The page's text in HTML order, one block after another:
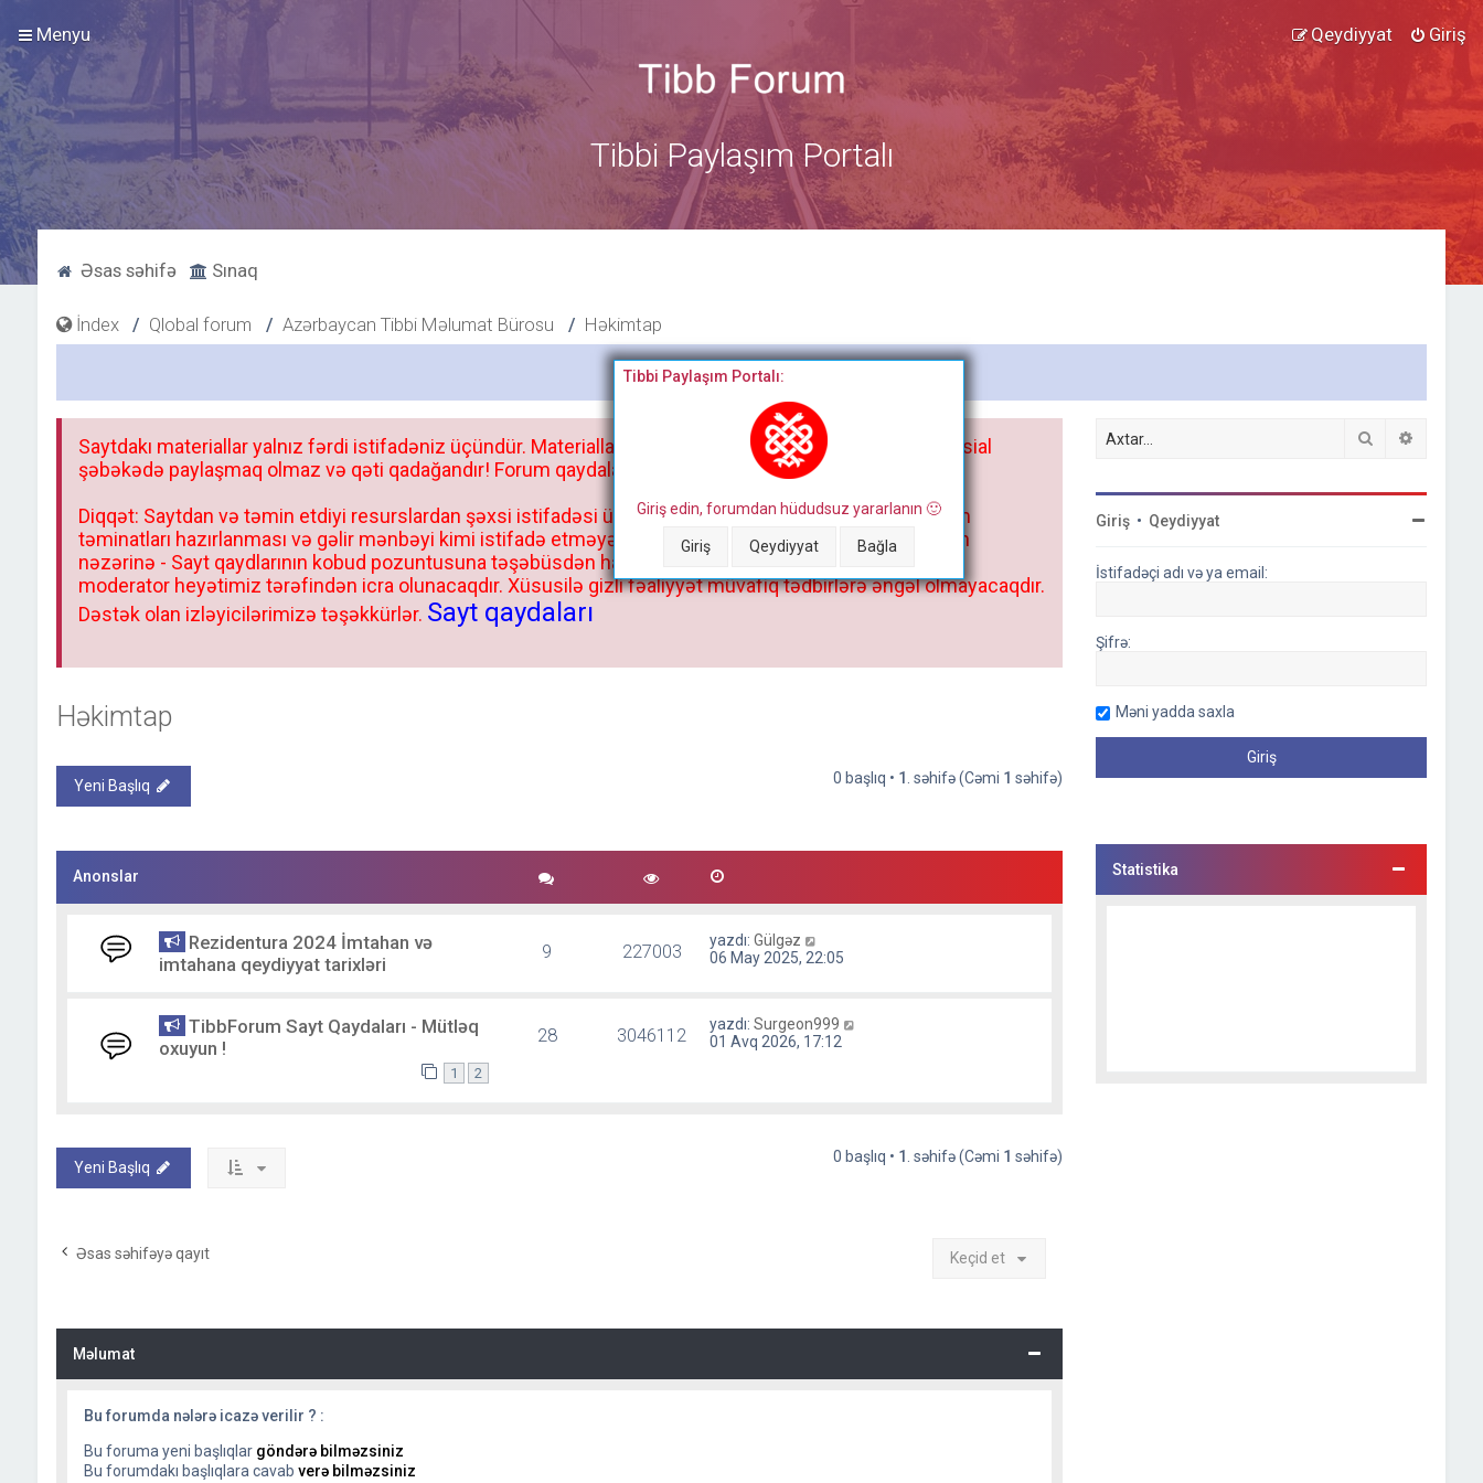
Menyu Giriş
Qeydiyyat
Tibbi Paylaşım Portalı
Əsas səhifə Sınaq
İndex Qlobal forum Azərbaycan Tibbi Məlumat Bürosu Həkimtap
Bitdi
Tibbi Paylaşım Portalı:
Giriş edin, forumdan hüdudsuz yararlanın 🙂
Giriş Qeydiyyat Bağla
Saytdakı materiallar yalnız fərdi istifadəniz üçündür. Materialları istisnasız heç bir qrupda, saytda və sosial
şəbəkədə paylaşmaq olmaz və qəti qadağandır! Forum qaydaları ilə mütləq tanış olun:
Diqqət: Saytdan və təmin etdiyi resurslardan şəxsi istifadəsi üçün deyil, kənar niyyətlər, xüsusi proqram
təminatları hazırlanması və gəlir mənbəyi kimi istifadə etməyə cəhd göstərənlərin və istifadə edənlərin
nəzərinə - Sayt qaydlarının kobud pozuntusuna təşəbüsdən haqqınızda bütün müvafiq tədbirlər böyük
moderator heyətimiz tərəfindən icra olunacaqdır. Xüsusilə gizli fəaliyyət müvafiq tədbirlərə əngəl olmayacaqdır.
Dəstək olan izləyicilərimizə təşəkkürlər. Sayt qaydaları
Həkimtap
Yeni Başlıq 0 başlıq • 1 . səhifə (Cəmi 1 səhifə)
Anonslar
Rezidentura 2024 İmtahan və
imtahana qeydiyyat tarixləri
9 227003 yazdı:Gülgəz
06 May 2025, 22:05
TibbForum Sayt Qaydaları - Mütləq
oxuyun !
1 2
28 3046112 yazdı:Surgeon999
01 Avq 2026, 17:12
Yeni Başlıq
0 başlıq • 1 . səhifə (Cəmi 1 səhifə)
Əsas səhifəyə qayıt Keçid et
Məlumat
Bu forumda nələrə icazə verilir ? :
Bu foruma yeni başlıqlar göndərə bilməzsiniz
Bu forumdakı başlıqlara cavab verə bilməzsiniz
Axtar
Giriş • Qeydiyyat
İstifadəçi adı və ya email:
Şifrə:
Məni yadda saxla
Statistika